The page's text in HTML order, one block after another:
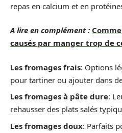
repas en calcium et en
A lire en complément :
causés par manger trop de
Les fromages frais: Options
pour tartiner ou ajouter dans
Les fromages à pâte dure:
rehausser des plats salés
Les fromages doux: Parfaits